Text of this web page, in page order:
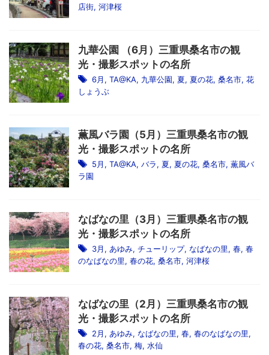
店街, 河津桜
九華公園 （6月）三重県桑名市の観
光・撮影スポットの名所
6月, TA@KA, 九華公園, 夏, 夏の花, 桑名市, 花
しょうぶ
薫風バラ園（5月）三重県桑名市の観
光・撮影スポットの名所
5月, TA@KA, バラ, 夏, 夏の花, 桑名市, 薫風バ
ラ園
なばなの里（3月）三重県桑名市の観
光・撮影スポットの名所
3月, あゆみ, チューリップ, なばなの里, 春, 春
のなばなの里, 春の花, 桑名市, 河津桜
なばなの里（2月）三重県桑名市の観
光・撮影スポットの名所
2月, あゆみ, なばなの里, 春, 春のなばなの里,
春の花, 桑名市, 梅, 水仙